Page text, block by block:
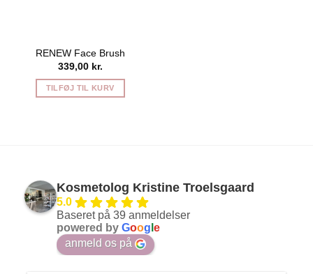
RENEW Face Brush
339,00 kr.
TILFØJ TIL KURV
Kosmetolog Kristine Troelsgaard
5.0
Baseret på 39 anmeldelser
powered by Goog e
anmeld os på